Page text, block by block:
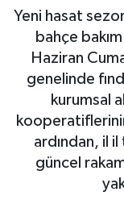
Yeni hasat
bahçe
Haziran
genelinde
kurumsal
ardından, il
güncel